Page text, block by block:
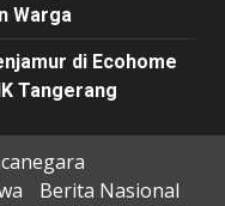
Warga
di Ecohome
Tangerang
Berita Nasional